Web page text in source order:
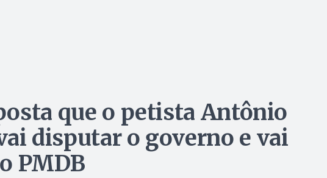
que o petista Antônio
disputar o governo e vai
PMDB